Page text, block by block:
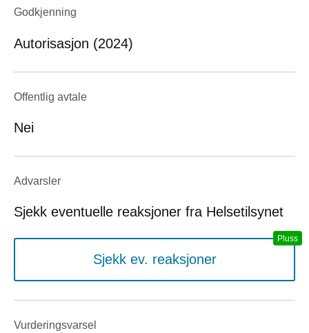
Godkjenning
Autorisasjon (2024)
Offentlig avtale
Nei
Advarsler
Sjekk eventuelle reaksjoner fra Helsetilsynet
Sjekk ev. reaksjoner
Vurderings­varsel